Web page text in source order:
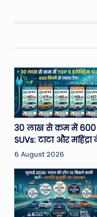
h
&
M
o
vi
e
N
e
w
s
30 लाख से कम में 600
SUVs: टाटा और
6 August 2026